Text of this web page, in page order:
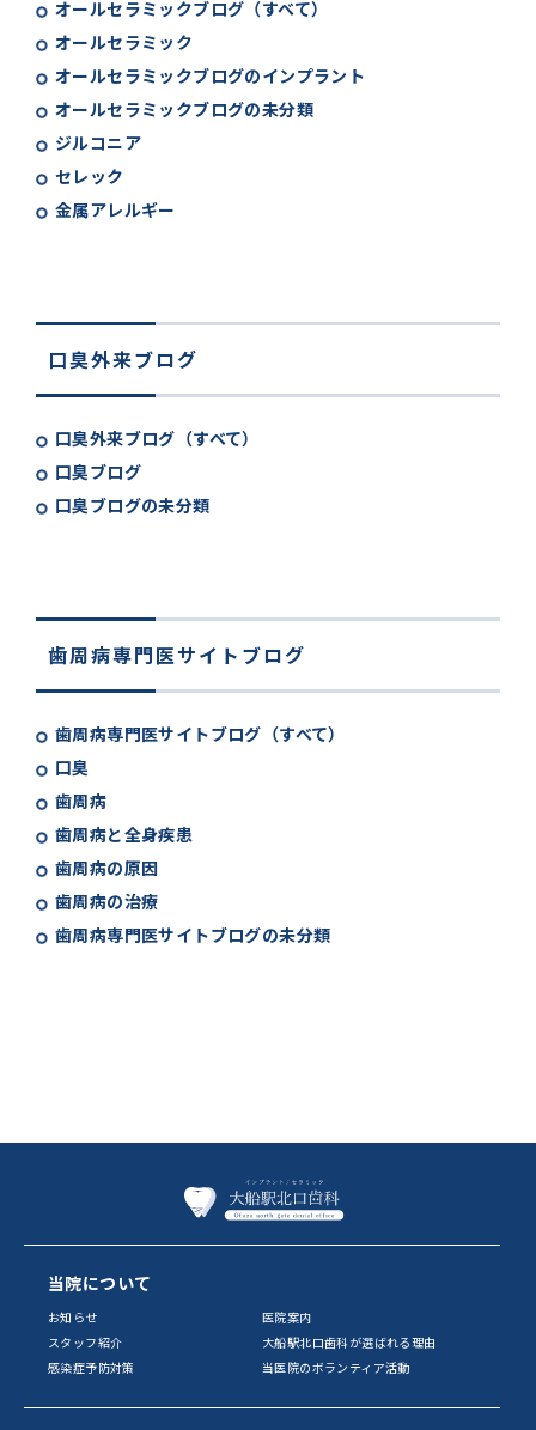
オールセラミックブログ（すべて）
オールセラミック
オールセラミックブログのインプラント
オールセラミックブログの未分類
ジルコニア
セレック
金属アレルギー
口臭外来ブログ
口臭外来ブログ（すべて）
口臭ブログ
口臭ブログの未分類
歯周病専門医サイトブログ
歯周病専門医サイトブログ（すべて）
口臭
歯周病
歯周病と全身疾患
歯周病の原因
歯周病の治療
歯周病専門医サイトブログの未分類
当院について
お知らせ
医院案内
スタッフ紹介
大船駅北口歯科が選ばれる理由
感染症予防対策
当医院のボランティア活動